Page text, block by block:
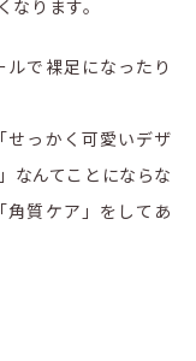
ります。
で裸足になったり
せっかく可愛いデザ
なんてことにならな
質ケア」をしてあ